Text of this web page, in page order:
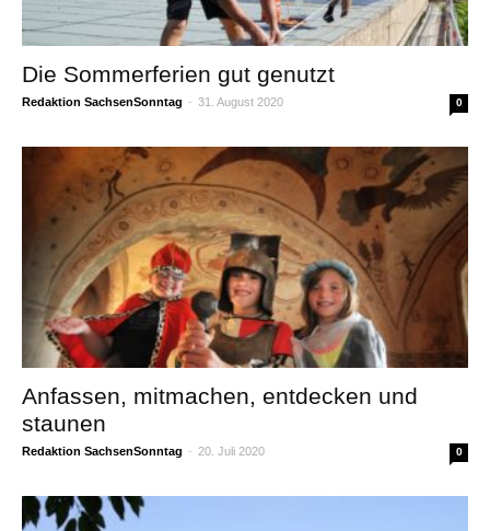
Die Sommerferien gut genutzt
Redaktion SachsenSonntag - 31. August 2020 0
Anfassen, mitmachen, entdecken und
staunen
Redaktion SachsenSonntag - 20. Juli 2020 0